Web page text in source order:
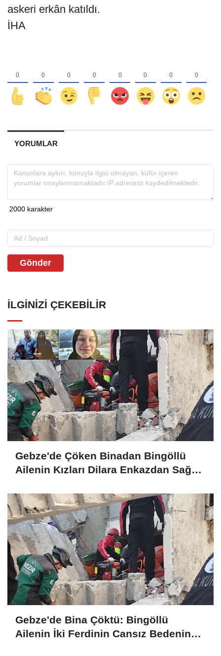
askeri erkân katıldı.
İHA
YORUMLAR
Gönder
İLGINIZI ÇEKEBILIR
Gebze'de Çöken Binadan Bingöllü
Ailenin Kızları Dilara Enkazdan Sağ
Gebze'de Bina Çöktü: Bingöllü
Ailenin İki Ferdinin Cansız Bedenine